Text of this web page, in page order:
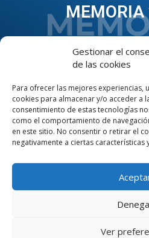
Gestionar el
de las cookies
Para ofrecer las mejores experiencias,
cookies para almacenar y/o acceder a
consentimiento de estas tecnologías
como el comportamiento de
en este sitio. No consentir o retirar el
negativamente a ciertas características
Ver
VER TODAS LAS
© Copyright © 2023 AIIAOC -